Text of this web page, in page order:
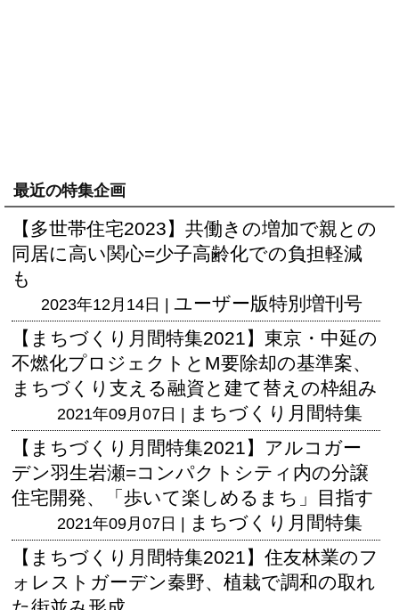
最近の特集企画
【多世帯住宅2023】共働きの増加で親との
同居に高い関心=少子高齢化での負担軽減
も
2023年12月14日 | ユーザー版特別増刊号
【まちづくり月間特集2021】東京・中延の
不燃化プロジェクトとM要除却の基準案、
まちづくり支える融資と建て替えの枠組み
2021年09月07日 | まちづくり月間特集
【まちづくり月間特集2021】アルコガー
デン羽生岩瀬=コンパクトシティ内の分譲
住宅開発、「歩いて楽しめるまち」目指す
2021年09月07日 | まちづくり月間特集
【まちづくり月間特集2021】住友林業のフ
ォレストガーデン秦野、植栽で調和の取れ